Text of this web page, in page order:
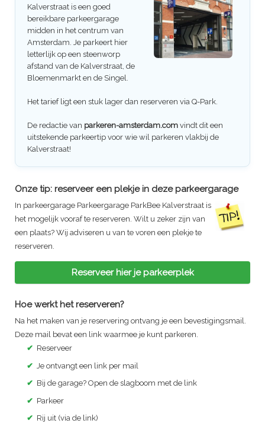
Kalverstraatis een goed
bereikbare parkeergarage
midden in het centrum van
Amsterdam. Je parkeert hier
letterlijk op een steenworp
afstand van de Kalverstraat, de
Bloemenmarkt en de Singel.
Het tarief ligt een stuk lager dan reserveren via Q-Park.
De redactie van parkeren-amsterdam.comvindt dit een
uitstekende parkeertip voor wie wil parkeren vlakbij de
Kalverstraat!
Onze tip: reserveer een plekje in deze parkeergarage
In parkeergarage Parkeergarage ParkBee Kalverstraat is
het mogelijk vooraf te reserveren. Wilt u zeker zijn van
een plaats? Wij adviseren u van te voren een plekje te
reserveren.
Reserveer hier je parkeerplek
Hoe werkt het reserveren?
Na het maken van je reservering ontvang je een bevestigingsmail.
Deze mail bevat een link waarmee je kunt parkeren.
✔ Reserveer
✔
Je ontvangt een link per mail
✔ Bij de garage? Open de slagboom met de link
✔ Parkeer
✔ Rij uit (via de link)